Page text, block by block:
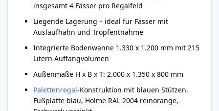
insgesamt 4 Fässer pro Regalfeld
Liegende Lagerung – ideal für Fässer mit
Auslaufhahn und Tropfentnahme
Integrierte Bodenwanne 1.330 x 1.200 mm mit 215
Litern Auffangvolumen
Außenmaße H x B x T: 2.000 x 1.350 x 800 mm
Palettenregal-Konstruktion mit blauen Stützen,
Fußplatte blau, Holme RAL 2004 reinorange,